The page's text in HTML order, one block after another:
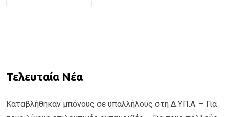
Τελευταία Νέα
Καταβλήθηκαν μπόνους σε υπαλλήλους στη Δ.ΥΠ.Α. – Για